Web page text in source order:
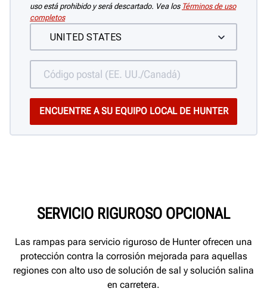
uso está prohibido y será descartado. Vea los Términos de uso
completos
SERVICIO RIGUROSO OPCIONAL
Las rampas para servicio riguroso de Hunter ofrecen una
protección contra la corrosión mejorada para aquellas
regiones con alto uso de solución de sal y solución salina
en carretera.